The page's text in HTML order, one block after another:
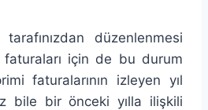
düzenlenmesi
için de bu durum
faturalarının izleyen yıl
bile bir önceki yılla ilişkili